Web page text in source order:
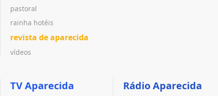
pastoral
rainha hotéis
revista de aparecida
vídeos
TV Aparecida Rádio Aparecida